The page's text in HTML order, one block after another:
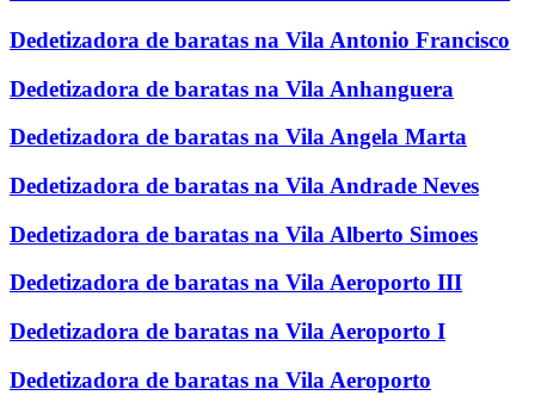
Dedetizadora de baratas na Vila Antonio Francisco
Dedetizadora de baratas na Vila Anhanguera
Dedetizadora de baratas na Vila Angela Marta
Dedetizadora de baratas na Vila Andrade Neves
Dedetizadora de baratas na Vila Alberto Simoes
Dedetizadora de baratas na Vila Aeroporto III
Dedetizadora de baratas na Vila Aeroporto I
Dedetizadora de baratas na Vila Aeroporto